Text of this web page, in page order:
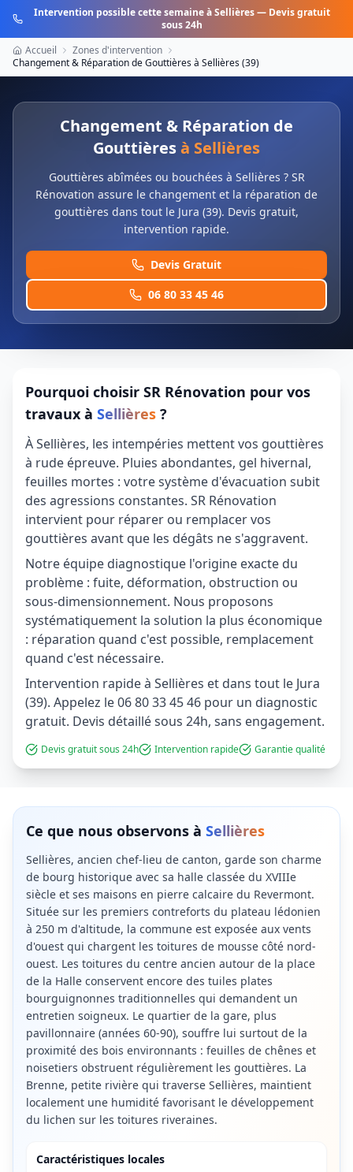
Intervention possible cette semaine àSellières— Devis gratuit
sous 24h
Accueil
Zones d'intervention
Changement & Réparation de Gouttièresà Sellières(39)
Changement & Réparation de
Gouttièresà Sellières
Gouttières abîmées ou bouchées à Sellières ? SR
Rénovation assure le changement et la réparation de
gouttières dans tout le Jura (39). Devis gratuit,
intervention rapide.
Devis Gratuit
06 80 33 45 46
Pourquoi choisir SR Rénovation pour vos
travaux à Sellières ?
À Sellières, les intempéries mettent vos gouttières
à rude épreuve. Pluies abondantes, gel hivernal,
feuilles mortes : votre système d'évacuation subit
des agressions constantes. SR Rénovation
intervient pour réparer ou remplacer vos
gouttières avant que les dégâts ne s'aggravent.
Notre équipe diagnostique l'origine exacte du
problème : fuite, déformation, obstruction ou
sous-dimensionnement. Nous proposons
systématiquement la solution la plus économique
: réparation quand c'est possible, remplacement
quand c'est nécessaire.
Intervention rapide à Sellières et dans tout le Jura
(39). Appelez le 06 80 33 45 46 pour un diagnostic
gratuit. Devis détaillé sous 24h, sans engagement.
Devis gratuit sous 24h Intervention rapide Garantie qualité
Ce que nous observons à Sellières
Sellières, ancien chef-lieu de canton, garde son charme
de bourg historique avec sa halle classée du XVIIIe
siècle et ses maisons en pierre calcaire du Revermont.
Située sur les premiers contreforts du plateau lédonien
à 250 m d'altitude, la commune est exposée aux vents
d'ouest qui chargent les toitures de mousse côté nord-
ouest. Les toitures du centre ancien autour de la place
de la Halle conservent encore des tuiles plates
bourguignonnes traditionnelles qui demandent un
entretien soigneux. Le quartier de la gare, plus
pavillonnaire (années 60-90), souffre lui surtout de la
proximité des bois environnants : feuilles de chênes et
noisetiers obstruent régulièrement les gouttières. La
Brenne, petite rivière qui traverse Sellières, maintient
localement une humidité favorisant le développement
du lichen sur les toitures riveraines.
Caractéristiques locales